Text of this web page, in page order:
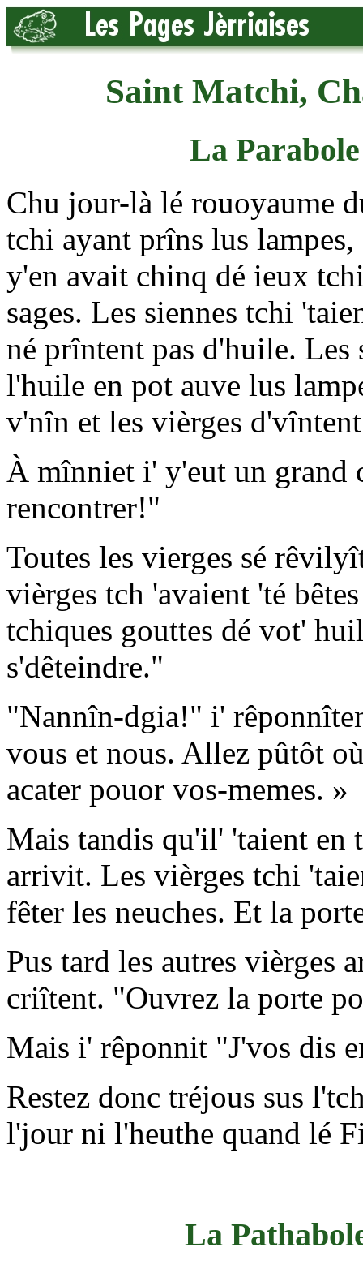
Saint Matchi,
La
Chu jour-là lé rouoyaume
tchi ayant prîns lus
y'en avait chinq dé ieux
sages. Les siennes tchi
né prîntent pas d'huile. Les
l'huile en pot auve lus
v'nîn et les vièrges
À mînniet i' y'eut un
rencontrer!"
Toutes les vierges sé
vièrges tch 'avaient 'té
tchiques gouttes dé vot'
s'dêteindre."
"Nannîn-dgia!" i'
vous et nous. Allez pûtôt
acater pouor vos-memes. »
Mais tandis qu'il' 'taient en
arrivit. Les vièrges tchi
fêter les neuches. Et la
Pus tard les autres vièrges
criîtent. "Ouvrez la porte
Mais i' rêponnit "J'vos dis
Restez donc tréjous sus
l'jour ni l'heuthe quand lé
La